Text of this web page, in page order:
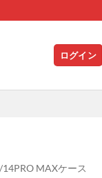
ログイン
MAXケース